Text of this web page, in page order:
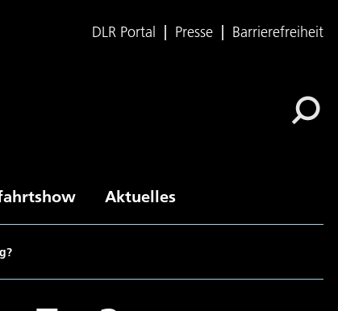
DLR Portal Presse Barrierefreiheit
Aktuelles